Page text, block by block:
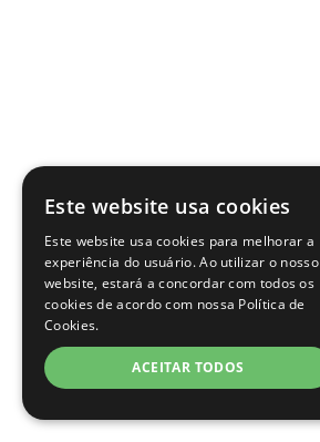
Este website usa cookies
Este website usa cookies para melhorar a
experiência do usuário. Ao utilizar o nosso
website, estará a concordar com todos os
cookies de acordo com nossa Política de
Cookies.
ACEITAR TODOS